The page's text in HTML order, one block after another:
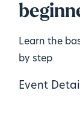
Learn the
by step
Event